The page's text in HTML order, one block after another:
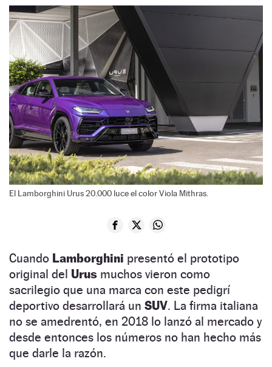
El Lamborghini Urus 20.000 luce el color Viola Mithras.
Cuando Lamborghini presentó el prototipo
original del Urus muchos vieron como
sacrilegio que una marca con este pedigrí
deportivo desarrollará un SUV. La firma italiana
no se amedrentó, en 2018 lo lanzó al mercado y
desde entonces los números no han hecho más
que darle la razón.